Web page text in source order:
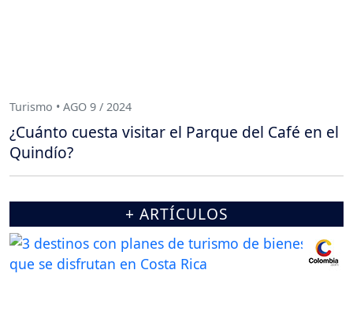
Turismo • AGO 9 / 2024
¿Cuánto cuesta visitar el Parque del Café en el
Quindío?
+ ARTÍCULOS